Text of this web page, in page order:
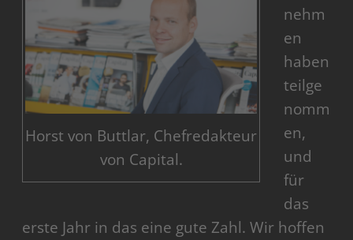
Horst von Buttlar, Chefredakteur
von Capital.
nehm
en
haben
teilge
nomm
en,
und
für
das
erste Jahr in das eine gute Zahl. Wir hoffen